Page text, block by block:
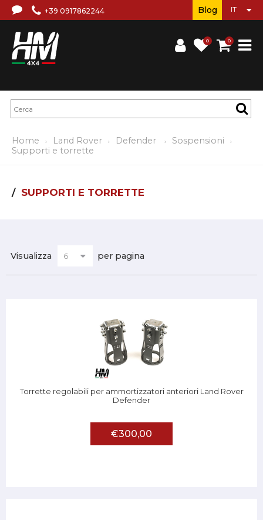
+39 0917862244
0 0
Blog
Home Land Rover Defender
Sospensioni
Supporti e torrette
SUPPORTI E TORRETTE
Visualizza per pagina
Torrette regolabili per ammortizzatori anteriori Land Rover
Defender
€300,00